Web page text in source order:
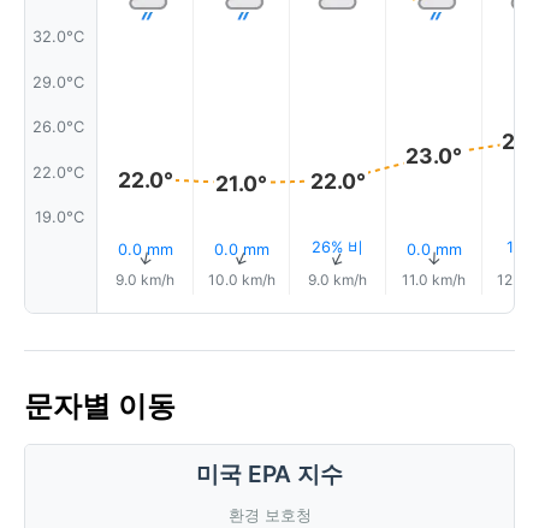
32.0°C
29.0°C
26.0°C
22.0°C
19.0°C
22.0°
0.0 mm
↑
9.0 km/h
21.0°
0.0 mm
↑
10.0 km/h
22.0°
26% 비
↑
9.0 km/h
23.0°
0.0 mm
↑
11.0 km/h
17%
12.0
문자별 이동
미국 EPA 지수
환경 보호청